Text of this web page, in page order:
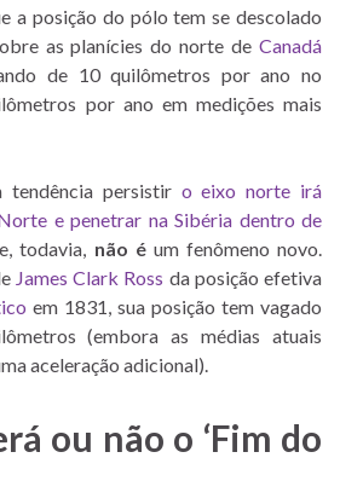
a posição do pólo tem se descolado
as planícies do norte de Canadá
de 10 quilômetros por ano no
por ano em medições mais
tendência persistir o eixo norte irá
e penetrar na Sibéria dentro de
todavia, não éum fenômeno novo.
James Clark Ross da posição efetiva
em 1831, sua posição tem vagado
(embora as médias atuais
aceleração adicional).
ou não o ‘Fim do